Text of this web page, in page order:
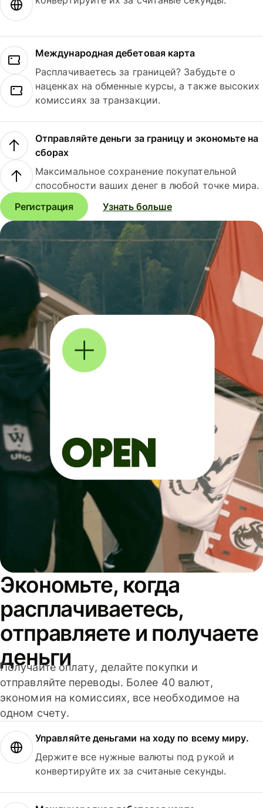
Международная дебетовая карта
Расплачиваетесь за границей? Забудьте о
наценках на обменные курсы, а также высоких
комиссиях за транзакции.
Отправляйте деньги за границу и экономьте на
сборах
Максимальное сохранение покупательной
способности ваших денег в любой точке мира.
Регистрация
Узнать больше
Экономьте, когда
расплачиваетесь,
отправляете и получаете
деньги
Получайте оплату, делайте покупки и
отправляйте переводы. Более 40 валют,
экономия на комиссиях, все необходимое на
одном счету.
Управляйте деньгами на ходу по всему миру.
Держите все нужные валюты под рукой и
конвертируйте их за считаные секунды.